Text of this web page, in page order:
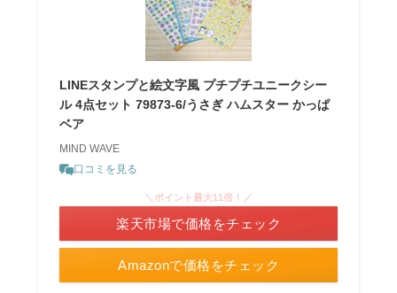
LINEスタンプと絵文字風 プチプチユニークシー
ル 4点セット 79873-6/うさぎ ハムスター かっぱ
ベア
MIND WAVE
口コミを見る
Amazonで価格をチェック
＼ポイント最大11倍！／
楽天市場で価格をチェック